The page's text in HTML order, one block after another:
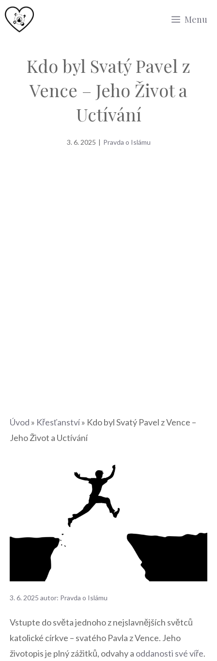
Přeskočit
na
Menu
Kdo byl Svatý Pavel z
Vence – Jeho Život a
Uctívání
3. 6. 2025 | Pravda o Islámu
Úvod » Křesťanství» Kdo byl Svatý Pavel z Vence –
Jeho Život a Uctívání
3. 6. 2025 autor: Pravda o Islámu
Vstupte do⁢ světa​ jednoho‍ z nejslavnějších světců
katolické církve – svatého⁤ Pavla‍ z Vence. Jeho
životopis je plný zážitků, odvahy a oddanosti své víře.